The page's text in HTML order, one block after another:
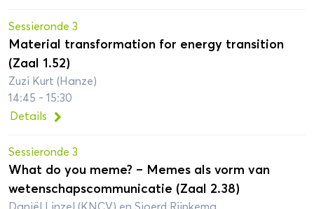
Sessieronde 3
Material transformation for energy transition
(Zaal 1.52)
Zuzi Kurt (Hanze)
14:45 - 15:30
Details
Sessieronde 3
What do you meme? – Memes als vorm van
wetenschapscommunicatie (Zaal 2.38)